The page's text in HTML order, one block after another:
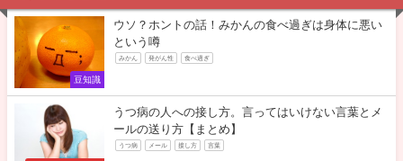
豆知識
ウソ？ホントの話！みかんの食べ過ぎは身体に悪い
という噂
みかん 発がん性 食べ過ぎ
うつ病の人への接し方。言ってはいけない言葉とメ
ールの送り方【まとめ】
うつ病 メール 接し方 言葉